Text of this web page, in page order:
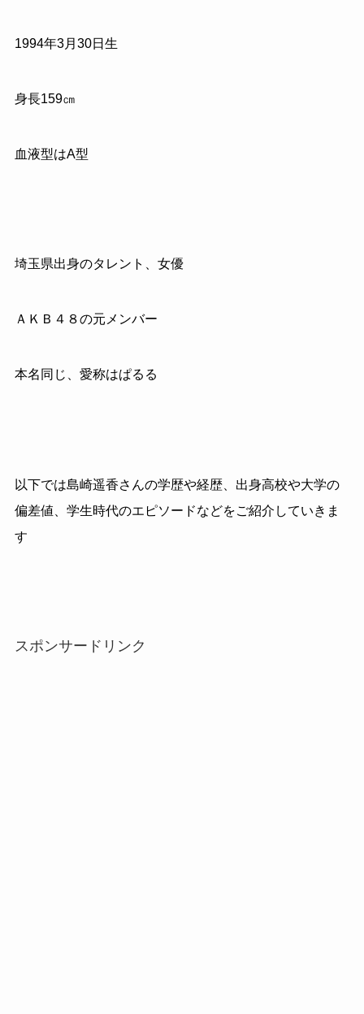
1994年3月30日生
身長159㎝
血液型はA型
埼玉県出身のタレント、女優
ＡＫＢ４８の元メンバー
本名同じ、愛称はぱるる
以下では島崎遥香さんの学歴や経歴、出身高校や大学の
偏差値、学生時代のエピソードなどをご紹介していきま
す
スポンサードリンク